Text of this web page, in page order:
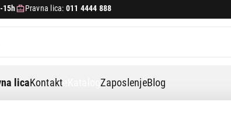
15h Pravna lica: 011 4444 888
licaKontakt eKatalogZaposlenjeBlog